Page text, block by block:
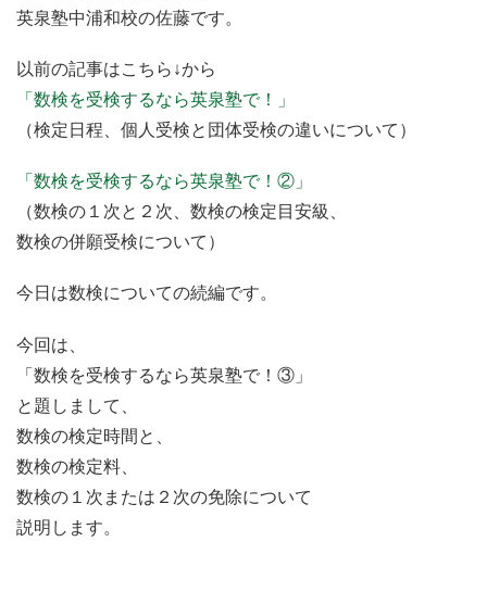
英泉塾中浦和校の佐藤です。
以前の記事はこちら↓から
「数検を受検するなら英泉塾で！」
（検定日程、個人受検と団体受検の違いについて）
「数検を受検するなら英泉塾で！②」
（数検の１次と２次、数検の検定目安級、
数検の併願受検について）
今日は数検についての続編です。
今回は、
「数検を受検するなら英泉塾で！③」
と題しまして、
数検の検定時間と、
数検の検定料、
数検の１次または２次の免除について
説明します。